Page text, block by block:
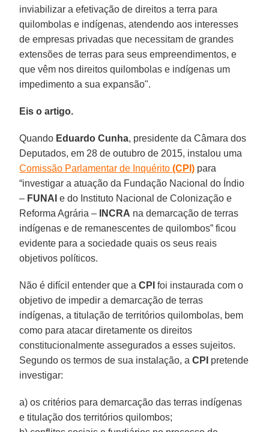
inviabilizar a efetivação de direitos a terra para
quilombolas e indígenas, atendendo aos interesses
de empresas privadas que necessitam de grandes
extensões de terras para seus empreendimentos, e
que vêm nos direitos quilombolas e indígenas um
impedimento a sua expansão".
Eis o artigo.
Quando Eduardo Cunha, presidente da Câmara dos
Deputados, em 28 de outubro de 2015, instalou uma
Comissão Parlamentar de Inquérito(CPI) para
“investigar a atuação da Fundação Nacional do Índio
– FUNAI e do Instituto Nacional de Colonização e
Reforma Agrária –
INCRA na demarcação de terras
indígenas e de remanescentes de quilombos” ficou
evidente para a sociedade quais os seus reais
objetivos políticos.
Não é difícil entender que aCPI foi instaurada com o
objetivo de impedir a demarcação de terras
indígenas, a titulação de territórios quilombolas, bem
como para atacar diretamente os direitos
constitucionalmente assegurados a esses sujeitos.
Segundo os termos de sua instalação, aCPI pretende
investigar:
a) os critérios para demarcação das terras indígenas
e titulação dos territórios quilombos;